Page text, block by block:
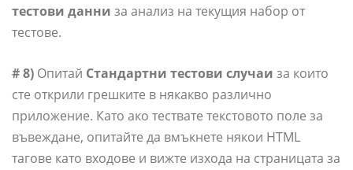
тестови данни за анализ на текущия набор от
тестове.
# 8) Опитай Стандартни тестови случаи за които
сте открили грешките в някакво различно
приложение. Като ако тествате текстовото поле за
въвеждане, опитайте да вмъкнете някои HTML
тагове като входове и вижте изхода на страницата за